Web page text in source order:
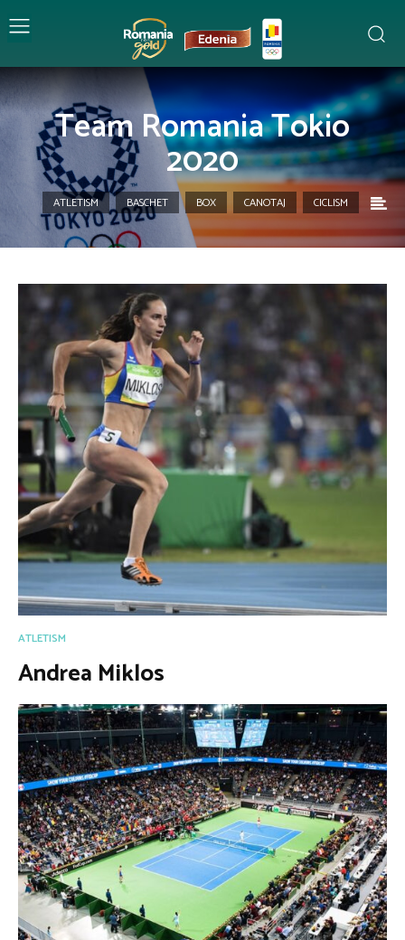
Team Romania Tokio
2020
ATLETISM BASCHET BOX CANOTAJ CICLISM
ATLETISM
Andrea Miklos